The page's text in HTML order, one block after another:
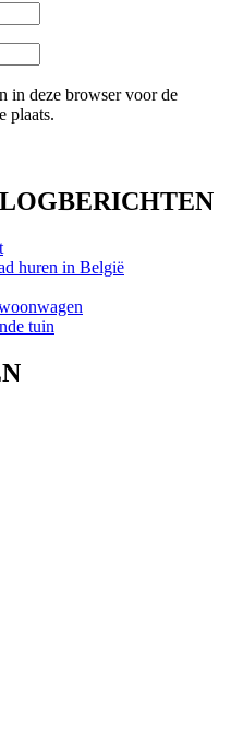
in deze browser voor de
plaats.
huren in België
tuin